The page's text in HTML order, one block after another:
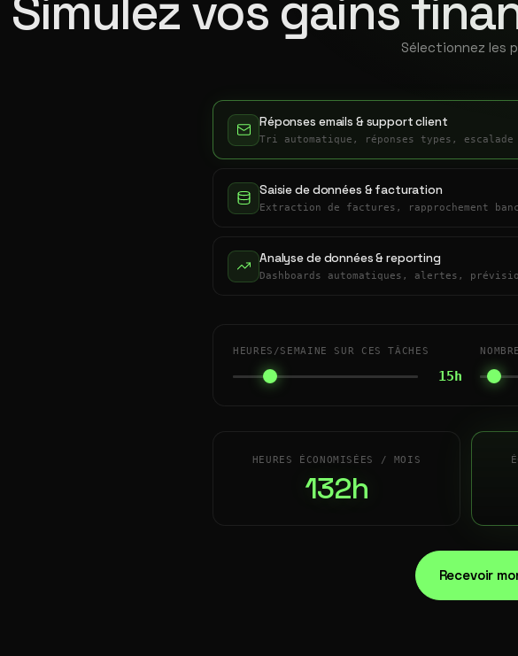
Sélectionnez les
Réponses emails & support client
Tri automatique, réponses types,
Saisie de données & facturation
Extraction de factures, rapprochement
Analyse de données & reporting
Dashboards automatiques, alertes,
HEURES/SEMAINE SUR CES TÂCHES
15h
HEURES ÉCONOMISÉES / MOIS
132h
Recevoir